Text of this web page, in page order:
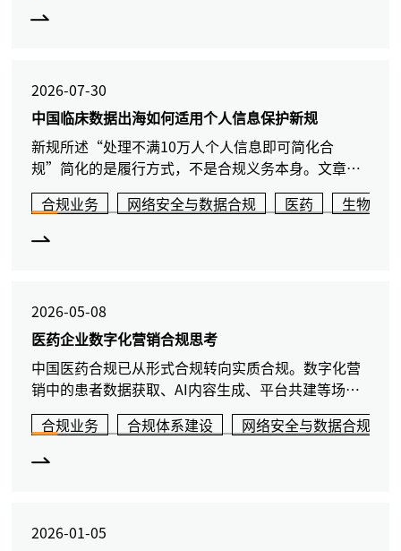
律、技术与商业协同，方能在数据要素化浪潮中确立
2026-07-30
中国临床数据出海如何适用个人信息保护新规
新规所述“处理不满10万人个人信息即可简化合
规”简化的是履行方式，不是合规义务本身。文章从
小型个人信息处理者的认定、敏感个人信息保护、出
境路径豁免等角度，分析生物医药企业对新规的实际
适用空间。
合规业务 网络安全与数据合规 医药 生物科技
2026-05-08
医药企业数字化营销合规思考
中国医药合规已从形式合规转向实质合规。数字化营
销中的患者数据获取、AI内容生成、平台共建等场景
同时触发反商业贿赂、广告监管、个人信息保护等多
重规则。本文分析各场景风险，提出企业应在专业人
士指导下完成场景盘点、数据流梳理与证据结构设
合规业务 合规体系建设 网络安全与数据合规
2026-01-05